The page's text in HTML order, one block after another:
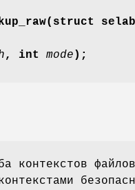
, int mode );
контекстов